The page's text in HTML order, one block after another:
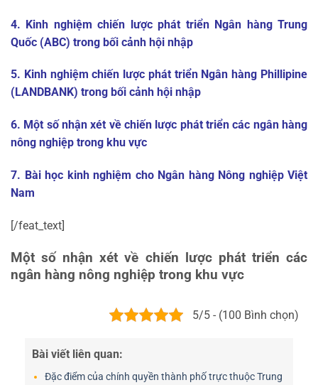
4. Kinh nghiệm chiến lược phát triển Ngân hàng Trung
Quốc (ABC) trong bối cảnh hội nhập
5. Kinh nghiệm chiến lược phát triển Ngân hàng Phillipine
(LANDBANK) trong bối cảnh hội nhập
6. Một số nhận xét về chiến lược phát triển các ngân hàng
nông nghiệp trong khu vực
7. Bài học kinh nghiệm cho Ngân hàng Nông nghiệp Việt
Nam
[/feat_text]
Một số nhận xét về chiến lược phát triển các
ngân hàng nông nghiệp trong khu vực
5/5 - (100 Bình chọn)
Bài viết liên quan:
Đặc điểm của chính quyền thành phố trực thuộc Trung